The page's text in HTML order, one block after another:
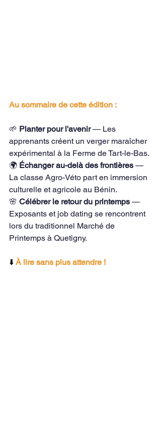
Au sommaire de cette édition :
🌱 Planter pour l'avenir — Les
apprenants créent un verger maraîcher
expérimental à la Ferme de Tart-le-Bas.
🌍 Échanger au-delà des frontières —
La classe Agro-Véto part en immersion
culturelle et agricole au Bénin.
🌸 Célébrer le retour du printemps —
Exposants et job dating se rencontrent
lors du traditionnel Marché de
Printemps à Quetigny.
⬇️ À lire sans plus attendre !